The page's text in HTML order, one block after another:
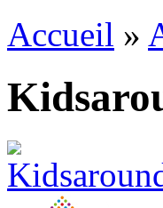
Accueil »